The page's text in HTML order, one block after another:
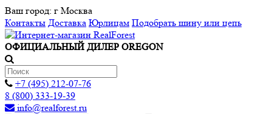
Ваш город: г Москва
Контакты Доставка Юрлицам Подобрать шину или цепь
ОФИЦИАЛЬНЫЙ ДИЛЕР OREGON
+7 (495) 212-07-76
8 (800) 333-19-39
info@realforest.ru